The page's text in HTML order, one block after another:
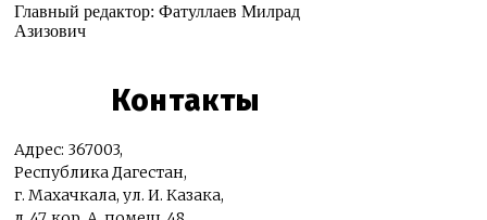
Главный редактор: Фатуллаев Милрад
Азизович
Контакты
Адрес: 367003,
Республика Дагестан,
г. Махачкала, ул. И. Казака,